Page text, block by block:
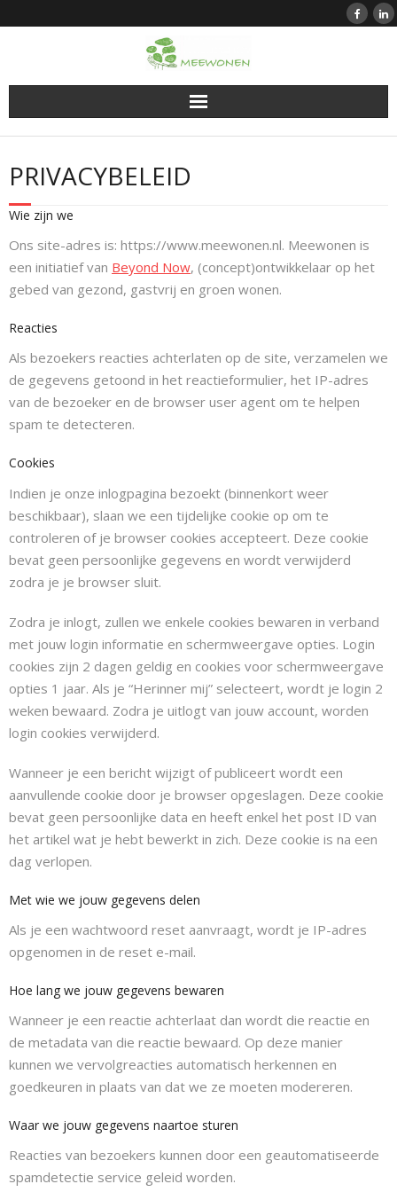
naar
PRIVACYBELEID
Wie zijn we
Ons site-adres is: https://www.meewonen.nl. Meewonen is
een initiatief van Beyond Now, (concept)ontwikkelaar op het
gebed van gezond, gastvrij en groen wonen.
Reacties
Als bezoekers reacties achterlaten op de site, verzamelen we
de gegevens getoond in het reactieformulier, het IP-adres
van de bezoeker en de browser user agent om te helpen
spam te detecteren.
Cookies
Indien je onze inlogpagina bezoekt (binnenkort weer
beschikbaar), slaan we een tijdelijke cookie op om te
controleren of je browser cookies accepteert. Deze cookie
bevat geen persoonlijke gegevens en wordt verwijderd
zodra je je browser sluit.
Zodra je inlogt, zullen we enkele cookies bewaren in verband
met jouw login informatie en schermweergave opties. Login
cookies zijn 2 dagen geldig en cookies voor schermweergave
opties 1 jaar. Als je “Herinner mij” selecteert, wordt je login 2
weken bewaard. Zodra je uitlogt van jouw account, worden
login cookies verwijderd.
Wanneer je een bericht wijzigt of publiceert wordt een
aanvullende cookie door je browser opgeslagen. Deze cookie
bevat geen persoonlijke data en heeft enkel het post ID van
het artikel wat je hebt bewerkt in zich. Deze cookie is na een
dag verlopen.
Met wie we jouw gegevens delen
Als je een wachtwoord reset aanvraagt, wordt je IP-adres
opgenomen in de reset e-mail.
Hoe lang we jouw gegevens bewaren
Wanneer je een reactie achterlaat dan wordt die reactie en
de metadata van die reactie bewaard. Op deze manier
kunnen we vervolgreacties automatisch herkennen en
goedkeuren in plaats van dat we ze moeten modereren.
Waar we jouw gegevens naartoe sturen
Reacties van bezoekers kunnen door een geautomatiseerde
spamdetectie service geleid worden.